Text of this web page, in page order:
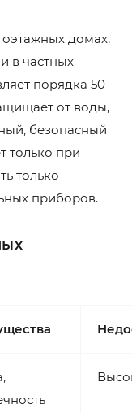
домах,
в частных
порядка 50
от воды,
безопасный
только при
только
приборов.